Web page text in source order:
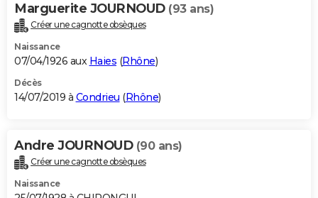
Marguerite JOURNOUD (93 ans)
Créer une cagnotte obsèques
Naissance
07/04/1926 aux Haies (Rhône)
Décès
14/07/2019 à Condrieu (Rhône)
Andre JOURNOUD (90 ans)
Créer une cagnotte obsèques
Naissance